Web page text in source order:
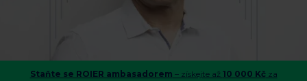
Staňte se ROIER ambasadorem – získejte až 10 000 Kčza